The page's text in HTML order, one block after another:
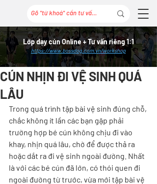
Lớp dạy cún Online + Tư vấn riêng 1:1
https://www.bossdog.com.vn/workshop
CÚN NHỊN ĐI VỆ SINH QUÁ
LÂU
Trong quá trình tập bài vệ sinh đúng chỗ,
chắc không ít lần các bạn gặp phải
trường hợp bé cún không chịu đi vào
khay, nhịn quá lâu, chờ để được thả ra
hoặc dắt ra đi vệ sinh ngoài đường. Nhất
là với các bé cún đã lớn, có thói quen đi
ngoài đường từ trước, vừa mới tập bài vệ